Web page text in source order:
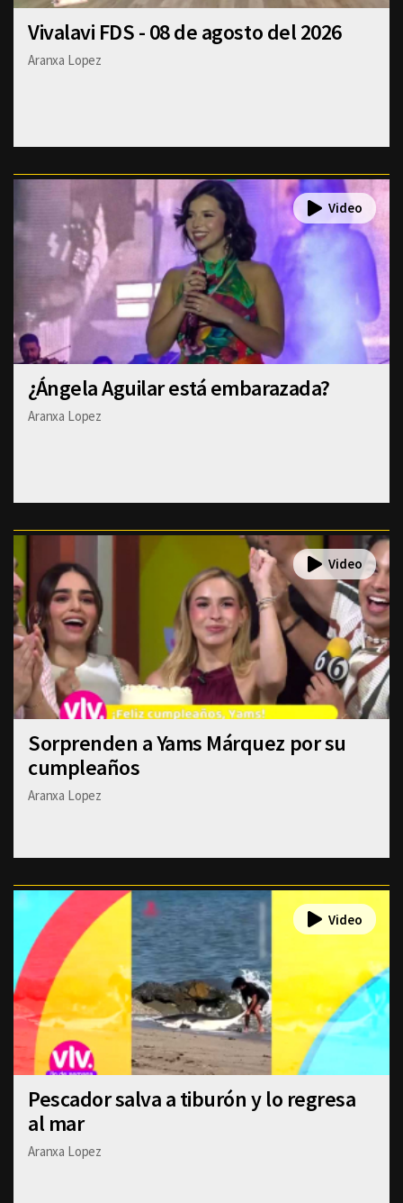
Vivalavi FDS - 08 de agosto del 2026
Aranxa Lopez
¿Ángela Aguilar está embarazada?
Aranxa Lopez
Sorprenden a Yams Márquez por su
cumpleaños
Aranxa Lopez
Pescador salva a tiburón y lo regresa
al mar
Aranxa Lopez